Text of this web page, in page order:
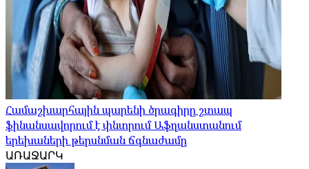
Համաշխարհային պարենի ծրագիրը շտապ
ֆինանսավորում է փնտրում Աֆղանստանում
երեխաների թերսնման ճգնաժամը
ԱՌԱՋԱՐԿ